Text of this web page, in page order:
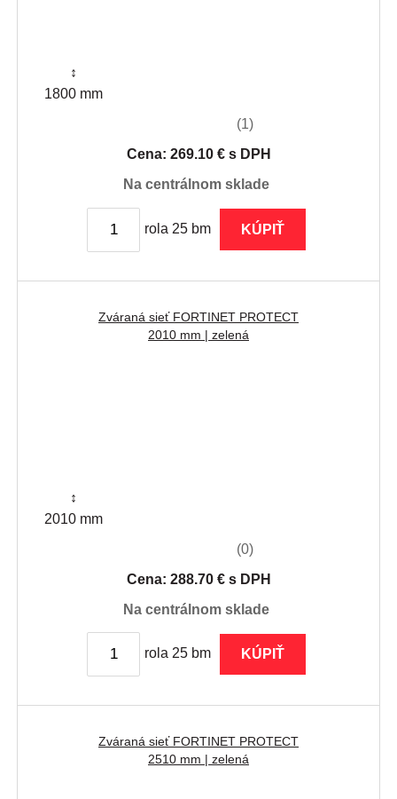
↕
1800 mm
(1)
Cena: 269.10 € s DPH
na centrálnom sklade
rola 25 bm KÚPIŤ
Zváraná sieť FORTINET PROTECT
2010 mm | zelená
↕
2010 mm
(0)
Cena: 288.70 € s DPH
na centrálnom sklade
rola 25 bm KÚPIŤ
Zváraná sieť FORTINET PROTECT
2510 mm | zelená